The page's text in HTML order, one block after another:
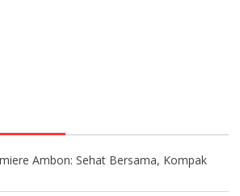
Ambon: Sehat Bersama, Kompak